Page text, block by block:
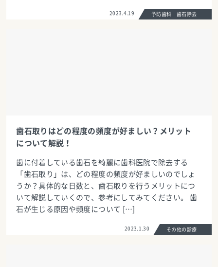
2023.4.19 予防歯科 歯石除去
歯石取りはどの程度の頻度が好ましい？メリット
について解説！
歯に付着している歯石を綺麗に歯科医院で除去する
「歯石取り」は、どの程度の頻度が好ましいのでしょ
うか？具体的な日数と、歯石取りを行うメリットにつ
いて解説していくので、参考にしてみてください。 歯
石が生じる原因や頻度について […]
2023.1.30 その他の診療